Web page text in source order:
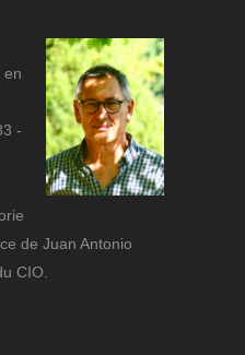
en
-
de Juan Antonio
CIO.